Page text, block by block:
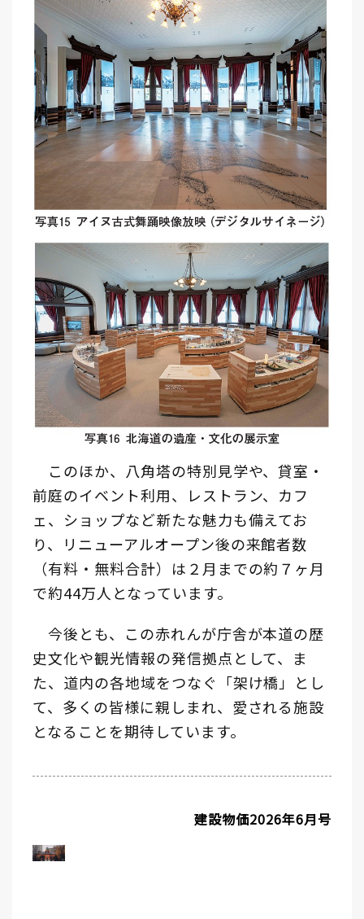
このほか、八角塔の特別見学や、貸室・
前庭のイベント利用、レストラン、カフ
ェ、ショップなど新たな魅力も備えてお
り、リニューアルオープン後の来館者数
（有料・無料合計）は２月までの約７ヶ月
で約44万人となっています。
今後とも、この赤れんが庁舎が本道の歴
史文化や観光情報の発信拠点として、ま
た、道内の各地域をつなぐ「架け橋」とし
て、多くの皆様に親しまれ、愛される施設
となることを期待しています。
建設物価2026年6月号